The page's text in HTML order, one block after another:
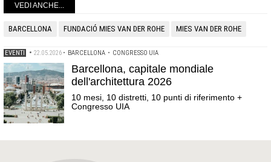
VEDI ANCHE...
BARCELLONA FUNDACIÓ MIES VAN DER ROHE MIES VAN DER ROHE
EVENTI • 22.05.2026 • BARCELLONA • CONGRESSO UIA
Barcellona, capitale mondiale
dell'architettura 2026
10 mesi, 10 distretti, 10 punti di riferimento +
Congresso UIA